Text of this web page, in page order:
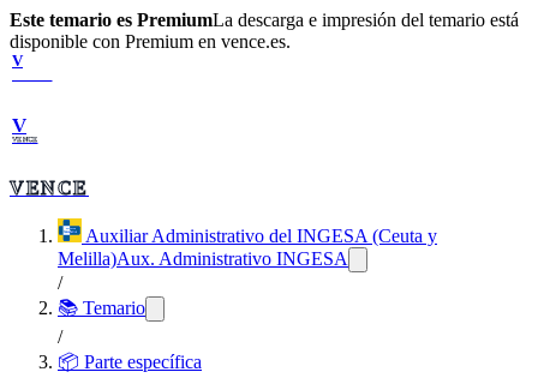
Este temario es PremiumLa descarga e impresión del temario está
disponible con Premium en vence.es.
V
V
VENCE
VENCE
Auxiliar Administrativo del INGESA (Ceuta y
Melilla)Aux. Administrativo INGESA
/
📚 Temario
/
📦 Parte específica